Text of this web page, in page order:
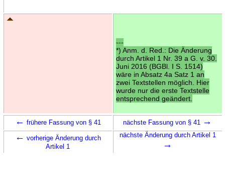
---
*) Anm. d. Red.: Die Änderung
durch Artikel 1 Nr. 39 a G. v. 30.
Juni 2016 (BGBl. I S. 1514)
wäre in Absatz 4a Satz 1 an
zwei Textstellen möglich. Hier
wurde nur die erste Textstelle
entsprechend geändert.
← frühere Fassung von § 41 nächste Fassung von § 41 →
← vorherige Änderung durch
Artikel 1
nächste Änderung durch Artikel 1
→